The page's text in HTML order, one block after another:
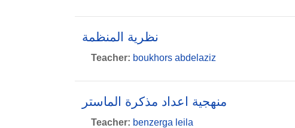
نظرية المنظمة
Teacher: boukhors abdelaziz
منهجية اعداد مذكرة الماستر
Teacher: benzerga leila